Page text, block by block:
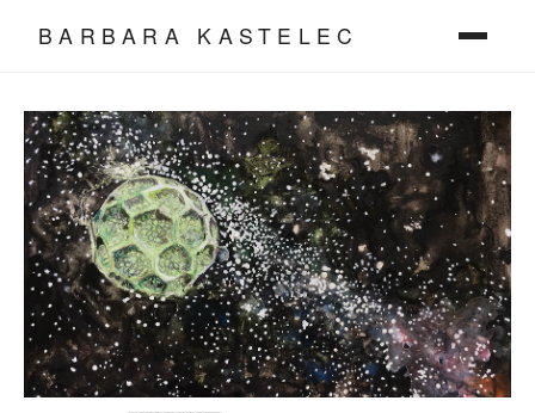
BARBARA KASTELEC